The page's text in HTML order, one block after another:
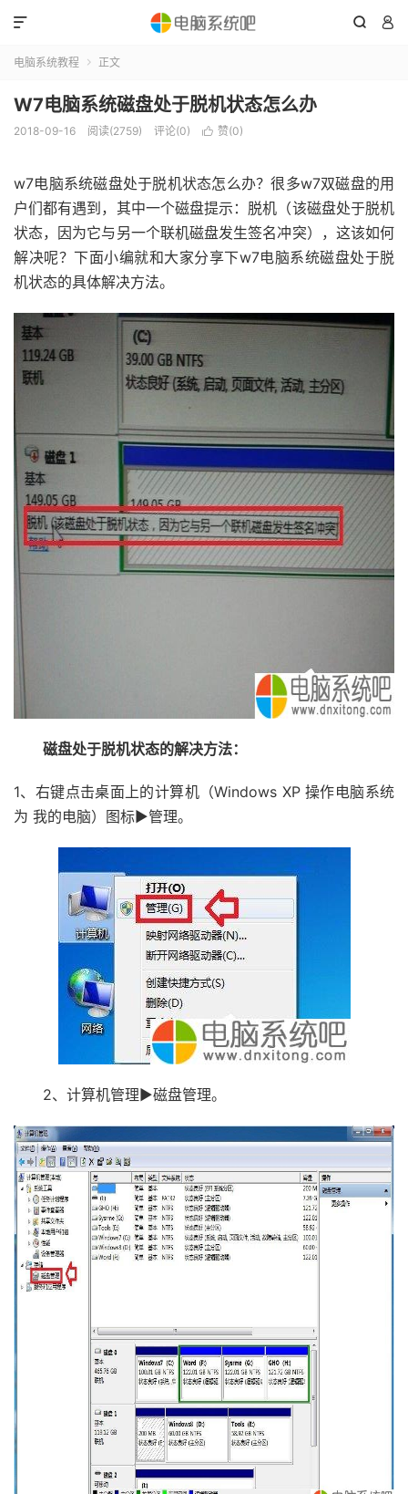
 

电脑系统教程  正文
W7电脑系统磁盘处于脱机状态怎么办
2018-09-16 阅读(2759) 评论(0)  赞(0)
w7电脑系统磁盘处于脱机状态怎么办？很多w7双磁盘的用
户们都有遇到，其中一个磁盘提示：脱机（该磁盘处于脱机
状态，因为它与另一个联机磁盘发生签名冲突），这该如何
解决呢？下面小编就和大家分享下w7电脑系统磁盘处于脱
机状态的具体解决方法。
磁盘处于脱机状态的解决方法：
1、右键点击桌面上的计算机（Windows XP 操作电脑系统
为 我的电脑）图标▶管理。
2、计算机管理▶磁盘管理。